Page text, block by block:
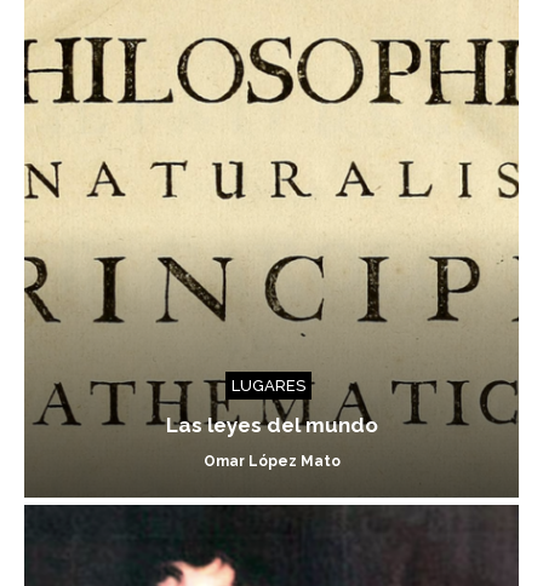
LUGARES
Las leyes del mundo
Omar López Mato